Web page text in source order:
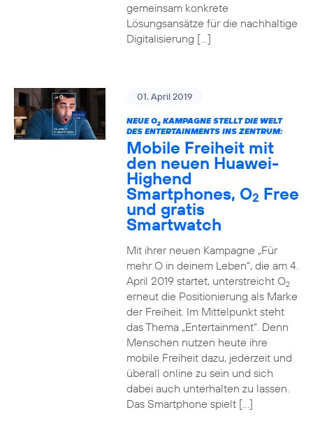
gemeinsam konkrete
Lösungsansätze für die nachhaltige
Digitalisierung […]
01. April 2019
NEUE O2KAMPAGNE STELLT DIE WELT
DES ENTERTAINMENTS INS ZENTRUM:
Mobile Freiheit mit
den neuen Huawei-
Highend
Smartphones, O2 Free
und gratis
Smartwatch
Mit ihrer neuen Kampagne „Für
mehr O in deinem Leben“, die am 4.
April 2019 startet, unterstreicht O2
erneut die Positionierung als Marke
der Freiheit. Im Mittelpunkt steht
das Thema „Entertainment“. Denn
Menschen nutzen heute ihre
mobile Freiheit dazu, jederzeit und
überall online zu sein und sich
dabei auch unterhalten zu lassen.
Das Smartphone spielt […]